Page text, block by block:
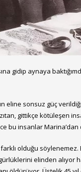
gidip aynaya
eline sonsuz güç
gittikçe kötüleşen
bu insanlar
olduğu
elinden